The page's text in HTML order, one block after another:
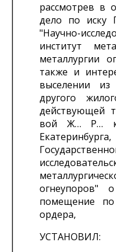
рассмотрев в
дело по иску
"Научно-
институт
металлургии
также и
выселении
другого
действующей
вой Ж… Р… к
огнеупоров"
помещение
ордера,
УСТАНОВИЛ: